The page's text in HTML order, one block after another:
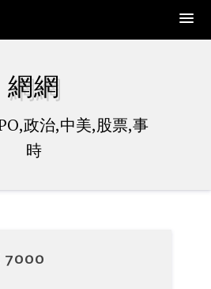
網網
政治,中美,股票,事
時
7000